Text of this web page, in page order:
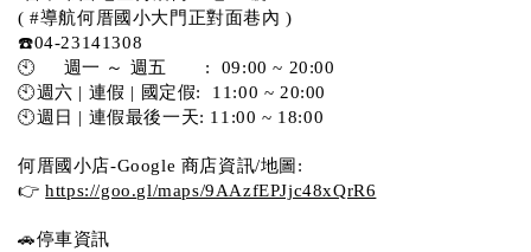
( #導航何厝國小大門正對面巷內 )
☎️04-23141308
🕙     週一 ～ 週五       :  09:00 ~ 20:00
🕙週六 | 連假 | 國定假:  11:00 ~ 20:00
🕙週日 | 連假最後一天: 11:00 ~ 18:00
何厝國小店-Google 商店資訊/地圖:
👉 https://goo.gl/maps/9AAzfEPJjc48xQrR6
🚗停車資訊